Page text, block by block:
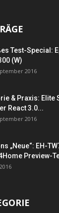
Test-Special:
(W)
2016
& Praxis: Elite
React 3.0...
2016
„Neue“: EH-
Preview-